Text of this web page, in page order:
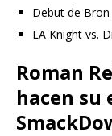
Debut de
LA Knight vs.
Roman
hacen su